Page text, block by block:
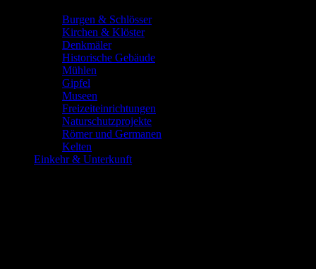
Burgen & Schlösser
Kirchen & Klöster
Denkmäler
Historische Gebäude
Mühlen
Gipfel
Museen
Freizeiteinrichtungen
Naturschutzprojekte
Römer und Germanen
Kelten
Einkehr & Unterkunft